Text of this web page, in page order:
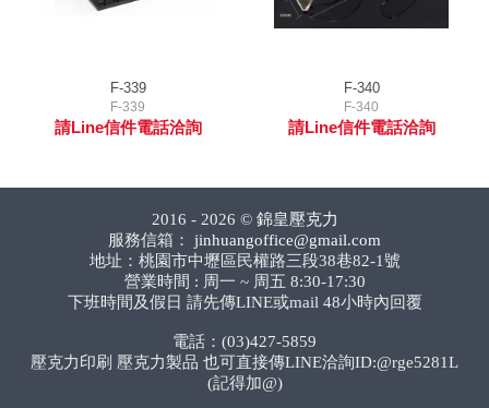
F-339
F-339
請Line信件電話洽詢
F-340
F-340
請Line信件電話洽詢
2016 - 2026 © 錦皇壓克力
服務信箱：
jinhuangoffice@gmail.com
地址：桃園市中壢區民權路三段38巷82-1號
營業時間 : 周一 ~ 周五 8:30-17:30
下班時間及假日 請先傳LINE或mail 48小時內回覆
電話：(03)427-5859
壓克力印刷 壓克力製品 也可直接傳LINE洽詢ID:@rge5281L
(記得加@)